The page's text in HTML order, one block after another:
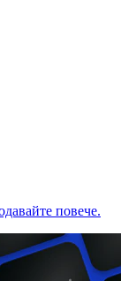
повече.